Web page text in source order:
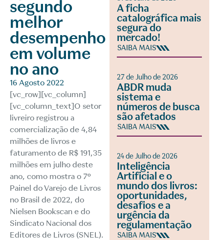
segundo
melhor
desempenho
em volume
no ano
16 Agosto 2022
[vc_row][vc_column]
[vc_column_text]O setor
livreiro registrou a
comercialização de 4,84
milhões de livros e
faturamento de R$ 191,35
milhões em julho deste
ano, como mostra o 7º
Painel do Varejo de Livros
no Brasil de 2022, do
Nielsen Bookscan e do
Sindicato Nacional dos
Editores de Livros (SNEL).
A ficha
catalográfica mais
segura do
mercado!
SAIBA MAIS
27 de Julho de 2026
ABDR muda
sistema e
números de busca
são afetados
SAIBA MAIS
24 de Julho de 2026
Inteligência
Artificial e o
mundo dos livros:
oportunidades,
desafios e a
urgência da
regulamentação
SAIBA MAIS